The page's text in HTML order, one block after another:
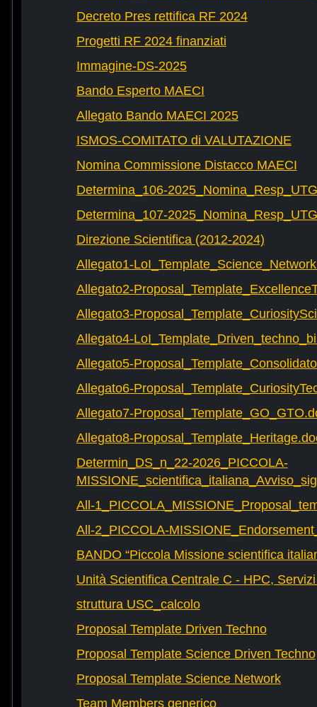
Decreto Pres rettifica RF 2024
Progetti RF 2024 finanziati
Immagine-DS-2025
Bando Esperto MAECI
Allegato Bando MAECI 2025
ISMOS-COMITATO di VALUTAZIONE
Nomina Commissione Distacco MAECI
Determina_106-
Determina_107-
Direzione Scientifica (2012-2024)
Allegato1-
Allegato2-
Allegato3-
Allegato4-
Allegato5-
Allegato6-
Allegato7-
Allegato8-
Determin_DS_n_22-2026_PICCOLA-
All-
All-2_PICCOLA-
BANDO “Piccola Missione scientifica
Unità Scientifica Centrale C - HPC,
struttura USC_calcolo
Proposal Template Driven Techno
Proposal Template Science Driven Techno
Proposal Template Science Network
Team Members generico